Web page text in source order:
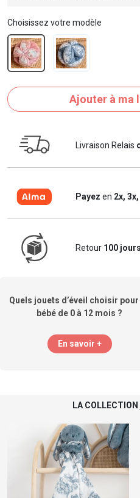
Choisissez votre modèle
Ajouter à ma
Livraison Relais
Payez en 2x,
Retour 100 jours
Quels jouets d’éveil choisir pour
bébé de 0 à 12 mois ?
En savoir +
LA COLLECTION